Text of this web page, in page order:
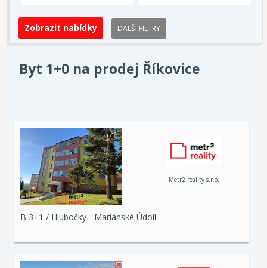
DALŠÍ FILTRY
Byt 1+0 na prodej Říkovice
Metr2 reality s.r.o.
B 3+1 / Hlubočky - Mariánské Údolí